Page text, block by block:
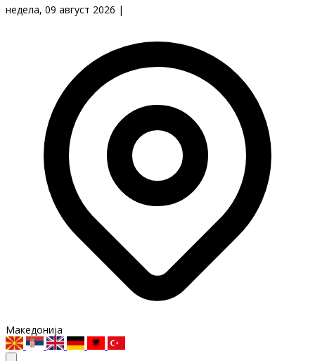
недела, 09 август 2026 |
Македонија